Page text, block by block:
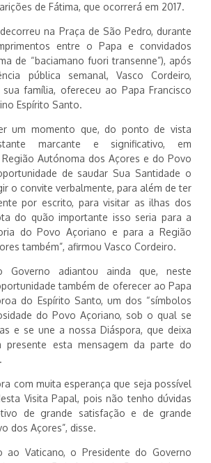
de Fátima, que ocorrerá em 2017.
na Praça de São Pedro, durante
entre o Papa e convidados
de “baciamano fuori transenne”), após
pública semanal, Vasco Cordeiro,
família, ofereceu ao Papa Francisco
Espírito Santo.
um momento que, do ponto de vista
marcante e significativo, em
Autónoma dos Açores e do Povo
de saudar Sua Santidade o
o convite verbalmente, para além de ter
por escrito, para visitar as ilhas dos
do quão importante isso seria para a
do Povo Açoriano e para a Região
também”, afirmou Vasco Cordeiro.
Governo adiantou ainda que, neste
também de oferecer ao Papa
do Espírito Santo, um dos “símbolos
do Povo Açoriano, sob o qual se
e se une a nossa Diáspora, que deixa
presente esta mensagem da parte do
com muita esperança que seja possível
Visita Papal, pois não tenho dúvidas
de grande satisfação e de grande
dos Açores”, disse.
ao Vaticano, o Presidente do Governo